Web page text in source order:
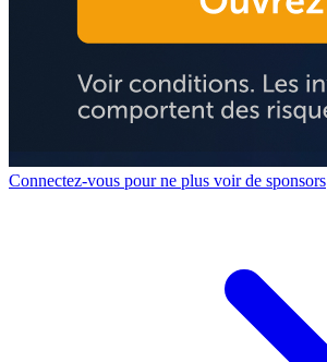
Connectez-vous pour ne plus voir de sponsors